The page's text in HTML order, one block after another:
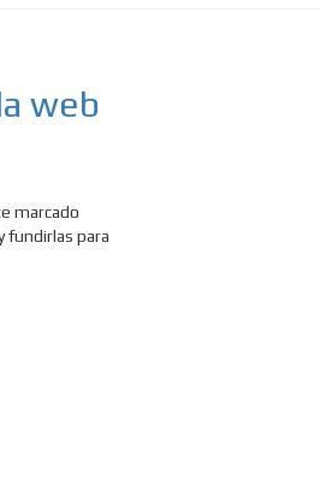
web
marcado
fundirlas para